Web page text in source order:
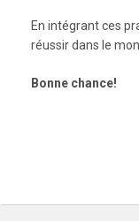
En intégrant ces
réussir dans le
Bonne chance!